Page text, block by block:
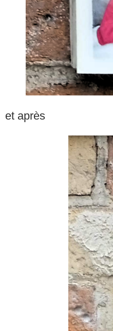
et après